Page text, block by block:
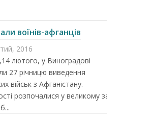
воїнів-афганців
2016
лютого, у Виноградові
27 річницю виведення
військ з Афганістану.
розпочалися у великому залі